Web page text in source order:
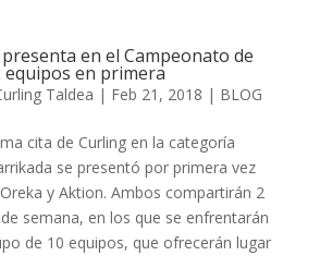
en el Campeonato de
equipos en primera
Taldea | Feb 21, 2018 | BLOG
cita de Curling en la categoría
se presentó por primera vez
y Aktion. Ambos compartirán 2
semana, en los que se enfrentarán
de 10 equipos, que ofrecerán lugar